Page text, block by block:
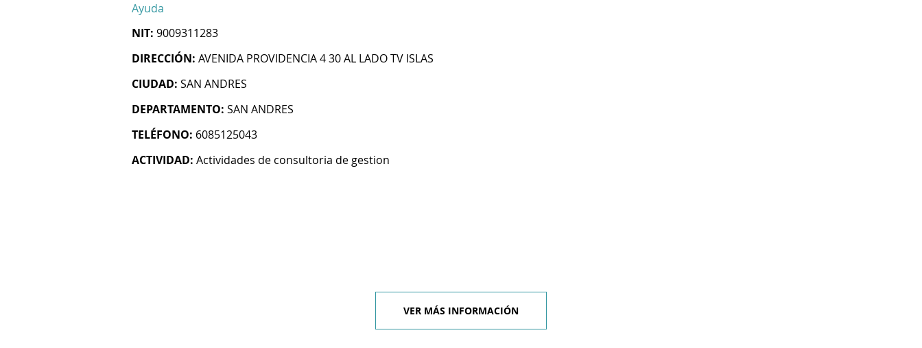
Ayuda
NIT: 9009311283
DIRECCIÓN: AVENIDA PROVIDENCIA 4 30 AL LADO TV ISLAS
CIUDAD: SAN ANDRES
DEPARTAMENTO: SAN ANDRES
TELÉFONO: 6085125043
ACTIVIDAD: Actividades de consultoria de gestion
VER MÁS INFORMACIÓN